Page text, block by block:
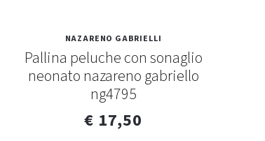
NAZARENO GABRIELLI
Pallina peluche con sonaglio
neonato nazareno gabriello
ng4795
€ 17,50